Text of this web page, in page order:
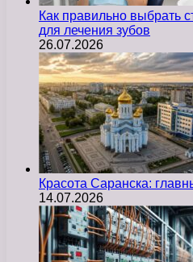
Как правильно выбрать
для лечения зубов
26.07.2026
Красота Саранска:
14.07.2026